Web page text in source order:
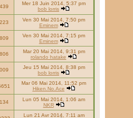
Mer 18 Juin 2014, 5:37 pm
bob lorris
Ven 30 Mai 2014, 7:50 pm
Eminem
Ven 30 Mai 2014, 7:15 pm
Eminem
Mar 20 Mai 2014, 9:31 pm
rolando hatake
Jeu 15 Mai 2014, 8:38 pm
bob lorris
Mar 06 Mai 2014, 11:52 pm
Hiken.No.Ace
Lun 05 Mai 2014, 1:06 am
NKR
Lun 21 Avr 2014, 7:11 am